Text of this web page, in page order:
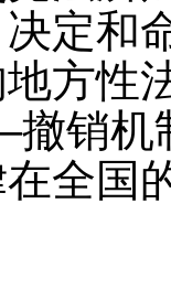
定和
方性
撤销机
全国